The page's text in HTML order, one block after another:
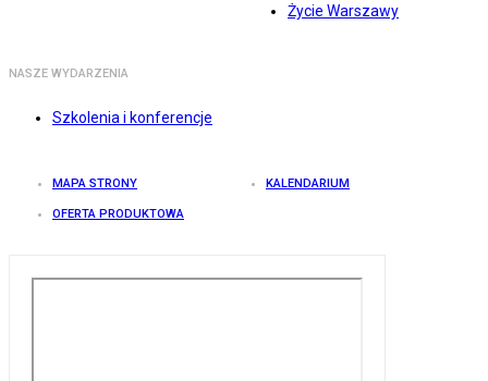
Życie Warszawy
NASZE WYDARZENIA
Szkolenia i konferencje
MAPA STRONY KALENDARIUM
OFERTA PRODUKTOWA